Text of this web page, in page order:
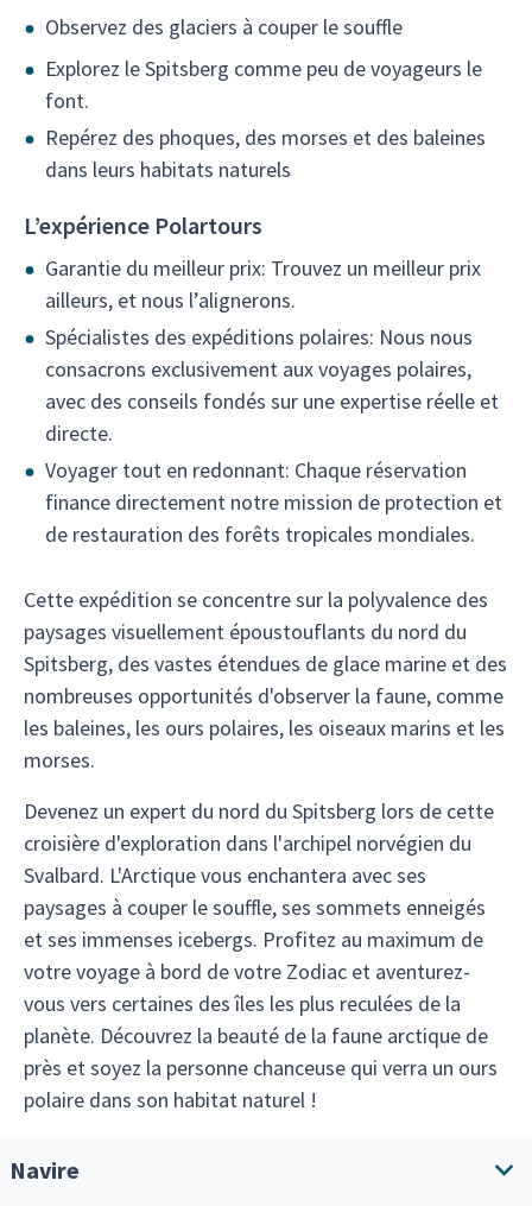
Observez des glaciers à couper le souffle
Explorez le Spitsberg comme peu de voyageurs le
font.
Repérez des phoques, des morses et des baleines
dans leurs habitats naturels
L’expérience Polartours
Garantie du meilleur prix: Trouvez un meilleur prix
ailleurs, et nous l’alignerons.
Spécialistes des expéditions polaires: Nous nous
consacrons exclusivement aux voyages polaires,
avec des conseils fondés sur une expertise réelle et
directe.
Voyager tout en redonnant: Chaque réservation
finance directement notre mission de protection et
de restauration des forêts tropicales mondiales.
Cette expédition se concentre sur la polyvalence des
paysages visuellement époustouflants du nord du
Spitsberg, des vastes étendues de glace marine et des
nombreuses opportunités d'observer la faune, comme
les baleines, les ours polaires, les oiseaux marins et les
morses.
Devenez un expert du nord du Spitsberg lors de cette
croisière d'exploration dans l'archipel norvégien du
Svalbard. L'Arctique vous enchantera avec ses
paysages à couper le souffle, ses sommets enneigés
et ses immenses icebergs. Profitez au maximum de
votre voyage à bord de votre Zodiac et aventurez-
vous vers certaines des îles les plus reculées de la
planète. Découvrez la beauté de la faune arctique de
près et soyez la personne chanceuse qui verra un ours
polaire dans son habitat naturel !
Navire